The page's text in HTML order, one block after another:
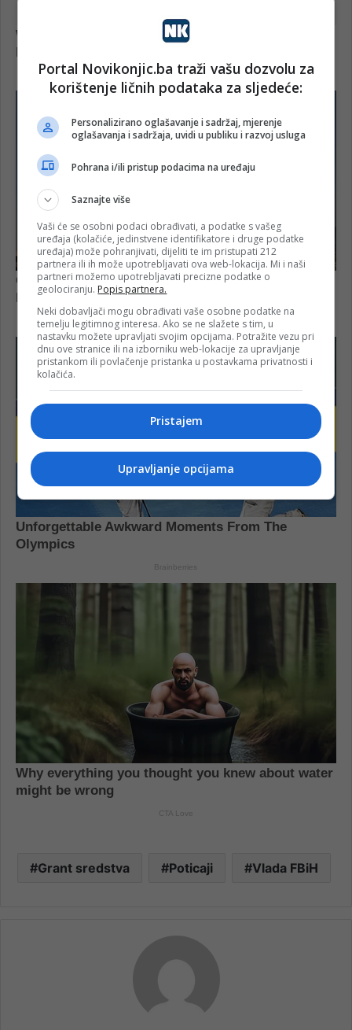
Grant sredstva Poticaji Vlada FBiH
Portal Novikonjic.ba traži vašu dozvolu za
korištenje ličnih podataka za sljedeće:
Personalizirano oglašavanje i sadržaj, mjerenje
oglašavanja i sadržaja, uvidi u publiku i razvoj usluga
Pohrana i/ili pristup podacima na uređaju
Saznajte više
Vaši će se osobni podaci obrađivati, a podatke s vašeg
uređaja (kolačiće, jedinstvene identifikatore i druge podatke
uređaja) može pohranjivati, dijeliti te im pristupati 212
partnera ili ih može upotrebljavati ova web-lokacija. Mi i naši
partneri možemo upotrebljavati precizne podatke o
geolociranju. Popis partnera.
Neki dobavljači mogu obrađivati vaše osobne podatke na
temelju legitimnog interesa. Ako se ne slažete s tim, u
nastavku možete upravljati svojim opcijama. Potražite vezu pri
dnu ove stranice ili na izborniku web-lokacije za upravljanje
pristankom ili povlačenje pristanka u postavkama privatnosti i
kolačića.
Pristajem
Upravljanje opcijama